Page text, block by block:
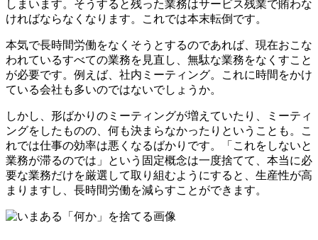
しまいます。そうすると残った業務はサービス残業で賄わな
ければならなくなります。これでは本末転倒です。
本気で長時間労働をなくそうとするのであれば、現在おこな
われているすべての業務を見直し、無駄な業務をなくすこと
が必要です。例えば、社内ミーティング。これに時間をかけ
ている会社も多いのではないでしょうか。
しかし、形ばかりのミーティングが増えていたり、ミーティ
ングをしたものの、何も決まらなかったりということも。こ
れでは仕事の効率は悪くなるばかりです。「これをしないと
業務が滞るのでは」という固定概念は一度捨てて、本当に必
要な業務だけを厳選して取り組むようにすると、生産性が高
まりますし、長時間労働を減らすことができます。